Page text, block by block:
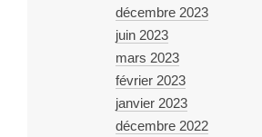
décembre 2023
juin 2023
mars 2023
février 2023
janvier 2023
décembre 2022